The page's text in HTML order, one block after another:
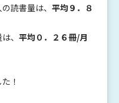
読書量は、 平均９．８
、 平均０．２６冊/月
！